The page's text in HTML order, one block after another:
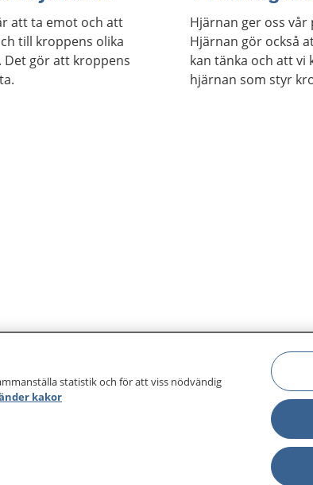
att ta emot och att
till kroppens olika
gör att kroppens
Hjärnan ger oss
Hjärnan gör också
kan tänka och att vi
hjärnan som styr
Other languages
statistik och för att viss nödvändig
kakor